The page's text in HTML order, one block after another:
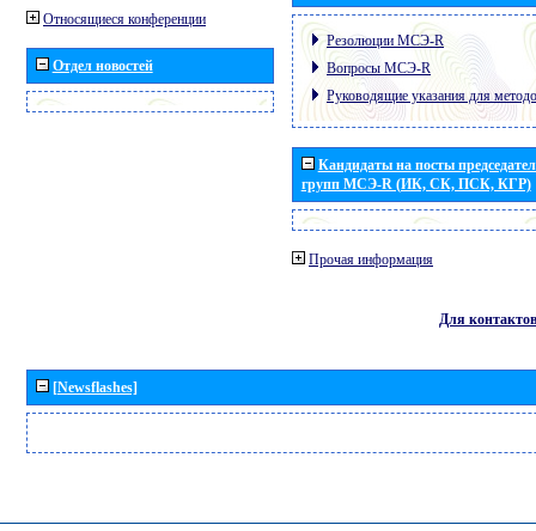
Относящиеся конференции
Отдел новостей
Резолюции МСЭ-R
Вопросы МСЭ-R
Руководящие указания для
Кандидаты на посты
групп МСЭ-R (ИК, СК, ПСК, КГР)
Прочая информация
Для контактов
[Newsflashes]